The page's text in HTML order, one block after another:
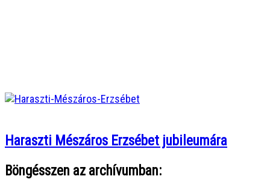
Haraszti Mészáros Erzsébet jubileumára
Böngésszen az archívumban: